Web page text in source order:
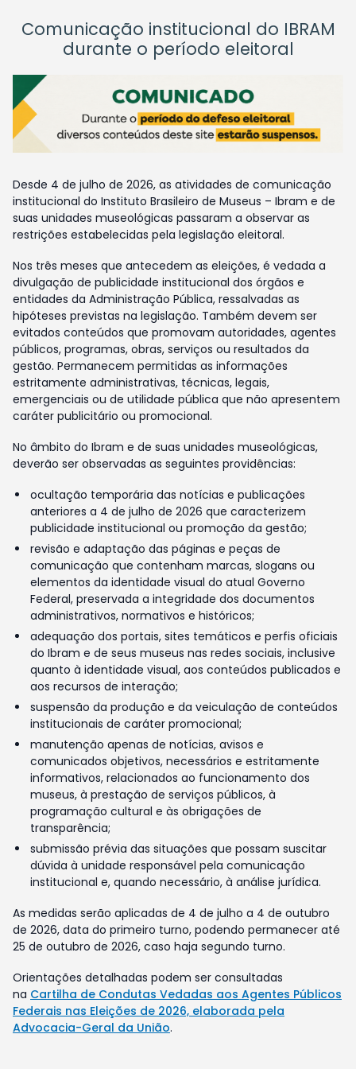
Comunicação institucional do IBRAM
durante o período eleitoral
Desde 4 de julho de 2026, as atividades de comunicação
institucional do Instituto Brasileiro de Museus – Ibram e de
suas unidades museológicas passaram a observar as
restrições estabelecidas pela legislação eleitoral.
Nos três meses que antecedem as eleições, é vedada a
divulgação de publicidade institucional dos órgãos e
entidades da Administração Pública, ressalvadas as
hipóteses previstas na legislação. Também devem ser
evitados conteúdos que promovam autoridades, agentes
públicos, programas, obras, serviços ou resultados da
gestão. Permanecem permitidas as informações
estritamente administrativas, técnicas, legais,
emergenciais ou de utilidade pública que não apresentem
caráter publicitário ou promocional.
No âmbito do Ibram e de suas unidades museológicas,
deverão ser observadas as seguintes providências:
ocultação temporária das notícias e publicações
anteriores a 4 de julho de 2026 que caracterizem
publicidade institucional ou promoção da gestão;
revisão e adaptação das páginas e peças de
comunicação que contenham marcas, slogans ou
elementos da identidade visual do atual Governo
Federal, preservada a integridade dos documentos
administrativos, normativos e históricos;
adequação dos portais, sites temáticos e perfis oficiais
do Ibram e de seus museus nas redes sociais, inclusive
quanto à identidade visual, aos conteúdos publicados e
aos recursos de interação;
suspensão da produção e da veiculação de conteúdos
institucionais de caráter promocional;
manutenção apenas de notícias, avisos e
comunicados objetivos, necessários e estritamente
informativos, relacionados ao funcionamento dos
museus, à prestação de serviços públicos, à
programação cultural e às obrigações de
transparência;
submissão prévia das situações que possam suscitar
dúvida à unidade responsável pela comunicação
institucional e, quando necessário, à análise jurídica.
As medidas serão aplicadas de 4 de julho a 4 de outubro
de 2026, data do primeiro turno, podendo permanecer até
25 de outubro de 2026, caso haja segundo turno.
Orientações detalhadas podem ser consultadas
na Cartilha de Condutas Vedadas aos Agentes Públicos
Federais nas Eleições de 2026, elaborada pela
Advocacia-Geral da União.